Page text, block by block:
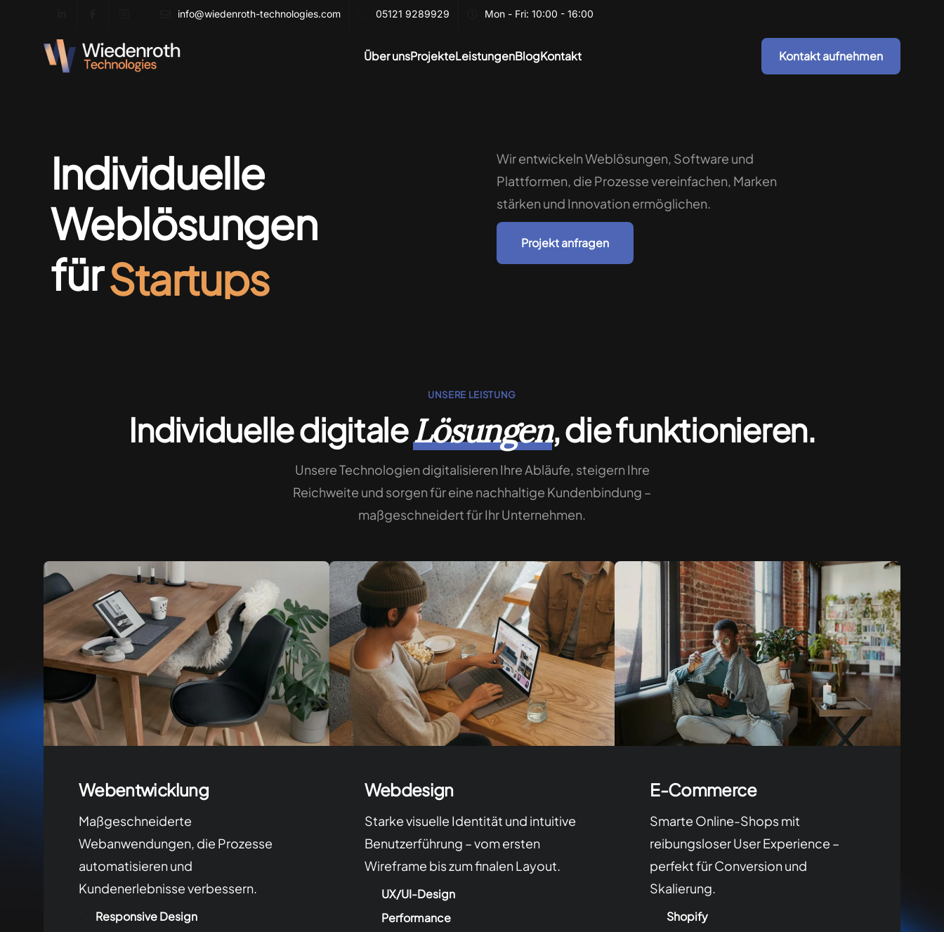
info@wiedenroth-technologies.com 05121 9289929 Mon - Fri: 10:00 - 16:00
Über unsProjekteLeistungenBlogKontakt Kontakt aufnehmen
Individuelle
Weblösungen
fürKreative
Wir entwickeln Weblösungen, Software und
Plattformen, die Prozesse vereinfachen, Marken
stärken und Innovation ermöglichen.
Projekt anfragen
UNSERE LEISTUNG
Individuelle digitaleLösungen, die funktionieren.
Unsere Technologien digitalisieren Ihre Abläufe, steigern Ihre
Reichweite und sorgen für eine nachhaltige Kundenbindung –
maßgeschneidert für Ihr Unternehmen.
Webentwicklung
Maßgeschneiderte
Webanwendungen, die Prozesse
automatisieren und
Kundenerlebnisse verbessern.
Responsive Design
Webdesign
Starke visuelle Identität und intuitive
Benutzerführung – vom ersten
Wireframe bis zum finalen Layout.
UX/UI-Design
Performance
E-Commerce
Smarte Online-Shops mit
reibungsloser User Experience –
perfekt für Conversion und
Skalierung.
Shopify